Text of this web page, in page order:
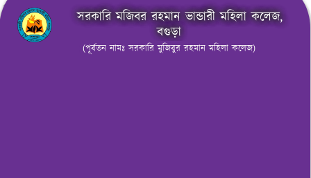
সরকারি মজিবর রহমান ভান্ডারী মহিলা কলেজ,
বগুড়া
(পূর্বতন নামঃ সরকারি মুজিবুর রহমান মহিলা কলেজ)